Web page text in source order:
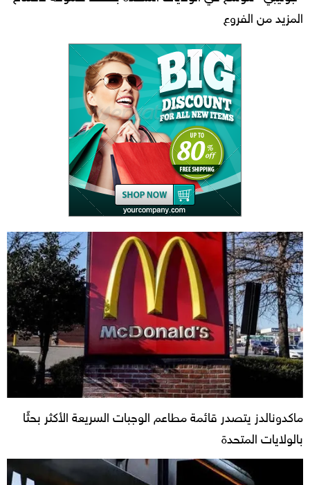
المزيد من الفروع
ماكدونالدز يتصدر قائمة مطاعم الوجبات السريعة الأكثر بحثًا
بالولايات المتحدة